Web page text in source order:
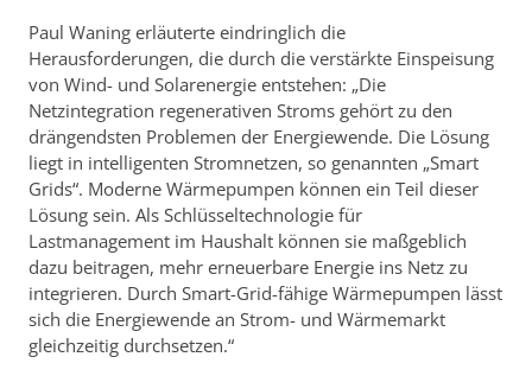
Paul Waning erläuterte eindringlich die
Herausforderungen, die durch die verstärkte Einspeisung
von Wind- und Solarenergie entstehen: „Die
Netzintegration regenerativen Stroms gehört zu den
drängendsten Problemen der Energiewende. Die Lösung
liegt in intelligenten Stromnetzen, so genannten „Smart
Grids“. Moderne Wärmepumpen können ein Teil dieser
Lösung sein. Als Schlüsseltechnologie für
Lastmanagement im Haushalt können sie maßgeblich
dazu beitragen, mehr erneuerbare Energie ins Netz zu
integrieren. Durch Smart-Grid-fähige Wärmepumpen lässt
sich die Energiewende an Strom- und Wärmemarkt
gleichzeitig durchsetzen.“